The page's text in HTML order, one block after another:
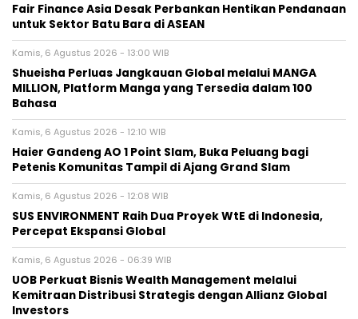
Fair Finance Asia Desak Perbankan Hentikan Pendanaan
untuk Sektor Batu Bara di ASEAN
Kamis, 6 Agustus 2026 - 13:00 WIB
Shueisha Perluas Jangkauan Global melalui MANGA
MILLION, Platform Manga yang Tersedia dalam 100
Bahasa
Kamis, 6 Agustus 2026 - 12:10 WIB
Haier Gandeng AO 1 Point Slam, Buka Peluang bagi
Petenis Komunitas Tampil di Ajang Grand Slam
Kamis, 6 Agustus 2026 - 12:08 WIB
SUS ENVIRONMENT Raih Dua Proyek WtE di Indonesia,
Percepat Ekspansi Global
Kamis, 6 Agustus 2026 - 06:39 WIB
UOB Perkuat Bisnis Wealth Management melalui
Kemitraan Distribusi Strategis dengan Allianz Global
Investors